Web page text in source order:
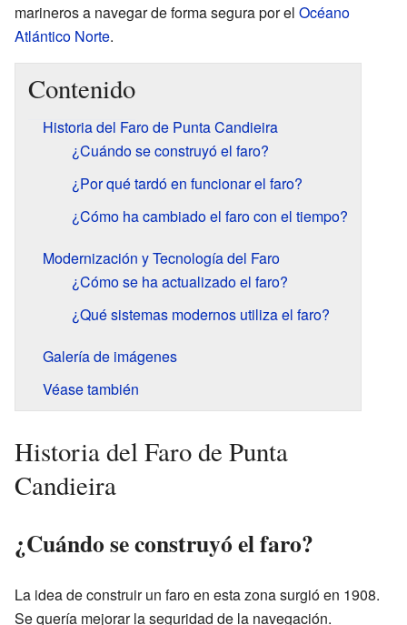
marineros a navegar de forma segura por el Océano
Atlántico Norte.
Contenido
Historia del Faro de Punta Candieira
¿Cuándo se construyó el faro?
¿Por qué tardó en funcionar el faro?
¿Cómo ha cambiado el faro con el tiempo?
Modernización y Tecnología del Faro
¿Cómo se ha actualizado el faro?
¿Qué sistemas modernos utiliza el faro?
Galería de imágenes
Véase también
Historia del Faro de Punta
Candieira
¿Cuándo se construyó el faro?
La idea de construir un faro en esta zona surgió en 1908.
Se quería mejorar la seguridad de la navegación.